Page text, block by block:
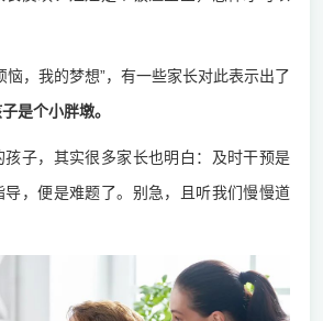
恼，我的梦想”，有一些家长对此表示出了
是个小胖墩。
孩子，其实很多家长也明白：及时干预是
导，便是难题了。别急，且听我们慢慢道